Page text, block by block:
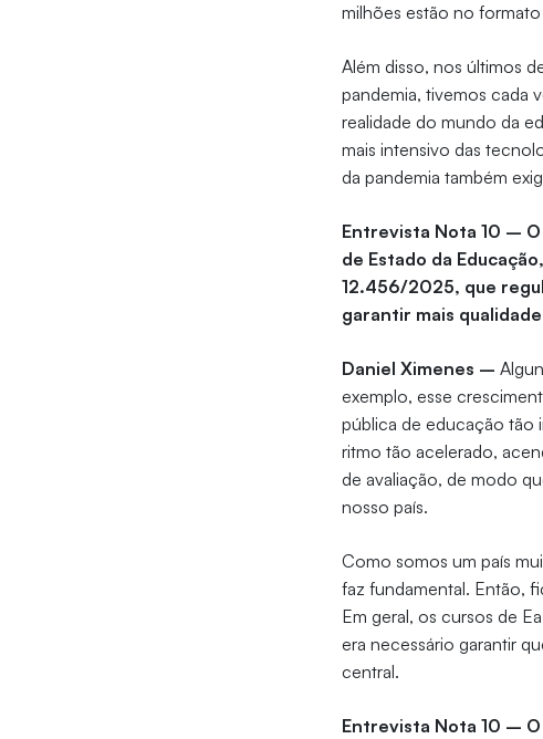
milhões estão no formato
Além disso, nos últimos
pandemia, tivemos cada
realidade do mundo da
mais intensivo das
da pandemia também
Entrevista Nota 10 –
de Estado da
12.456/2025, que
garantir mais
Daniel Ximenes –
exemplo, esse
pública de educação tão
ritmo tão acelerado,
de avaliação, de modo
nosso país.
Como somos um país
faz fundamental. Então,
Em geral, os cursos de
era necessário garantir
central.
Entrevista Nota 10 –